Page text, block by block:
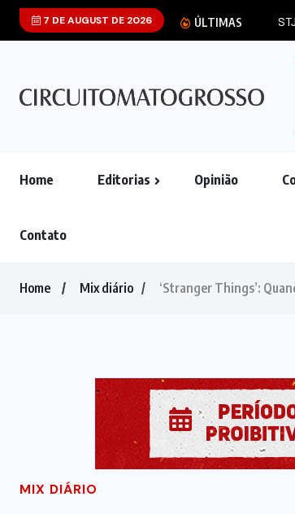
7 DE AUGUST DE 2026 ÚLTIMAS
Home Editorias Opinião
Contato
Home Mix diário ‘Stranger Things’:
MIX DIÁRIO